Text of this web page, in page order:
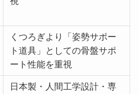
くつろぎより「姿勢サポー
ト道具」としての骨盤サポ
ート性能を重視
日本製・人間工学設計・専